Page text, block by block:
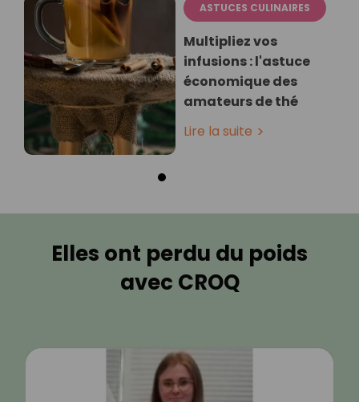
ASTUCES CULINAIRES
Multipliez vos
infusions : l'astuce
économique des
amateurs de thé
Lire la suite
Elles ont perdu du poids
avec CROQ